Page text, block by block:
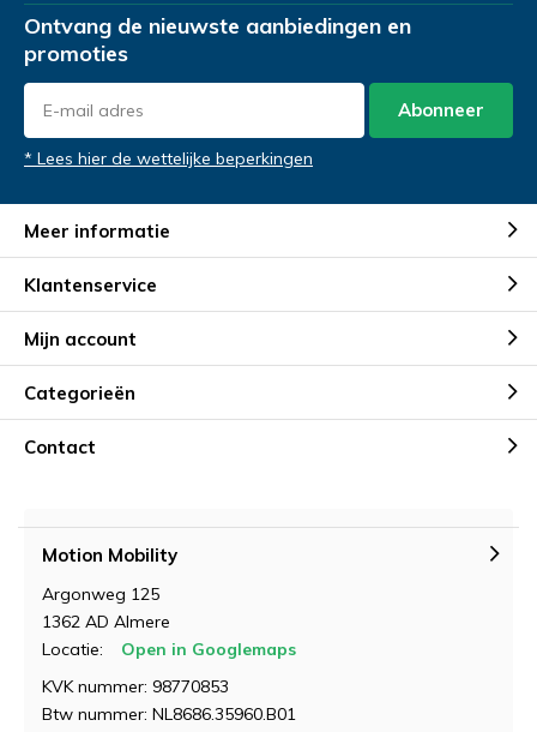
Ontvang de nieuwste aanbiedingen en
promoties
Abonneer
* Lees hier de wettelijke beperkingen
Meer informatie
Klantenservice
Mijn account
Categorieën
Contact
Motion Mobility
Argonweg 125
1362 AD Almere
Locatie:
Open in Googlemaps
KVK nummer: 98770853
Btw nummer: NL8686.35960.B01